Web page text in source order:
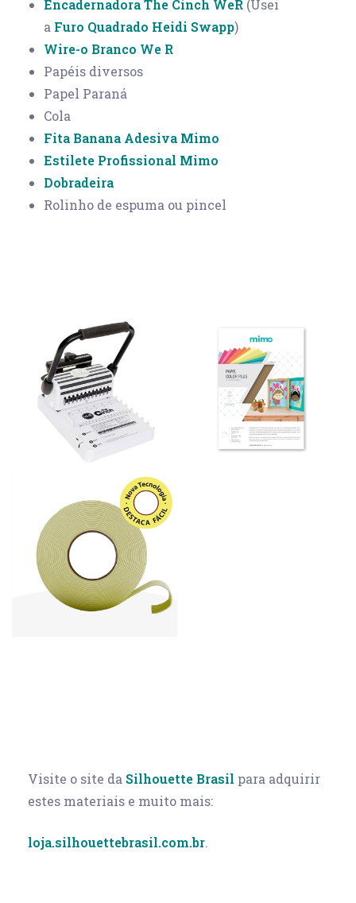
Encadernadora The Cinch WeR (Usei
a Furo Quadrado Heidi Swapp)
Wire-o Branco We R
Papéis diversos
Papel Paraná
Cola
Fita Banana Adesiva Mimo
Estilete Profissional Mimo
Dobradeira
Rolinho de espuma ou pincel
Visite o site da Silhouette Brasil para adquirir
estes materiais e muito mais:
loja.silhouettebrasil.com.br.